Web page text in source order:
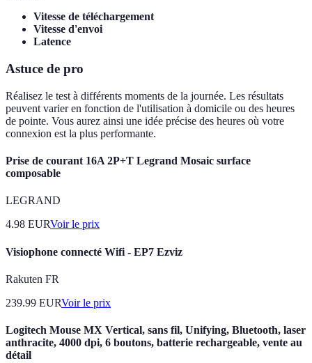
Vitesse de téléchargement
Vitesse d'envoi
Latence
Astuce de pro
Réalisez le test à différents moments de la journée. Les résultats
peuvent varier en fonction de l'utilisation à domicile ou des heures
de pointe. Vous aurez ainsi une idée précise des heures où votre
connexion est la plus performante.
Prise de courant 16A 2P+T Legrand Mosaic surface
composable
LEGRAND
4.98 EURVoir le prix
Visiophone connecté Wifi - EP7 Ezviz
Rakuten FR
239.99 EURVoir le prix
Logitech Mouse MX Vertical, sans fil, Unifying, Bluetooth, laser
anthracite, 4000 dpi, 6 boutons, batterie rechargeable, vente au
détail